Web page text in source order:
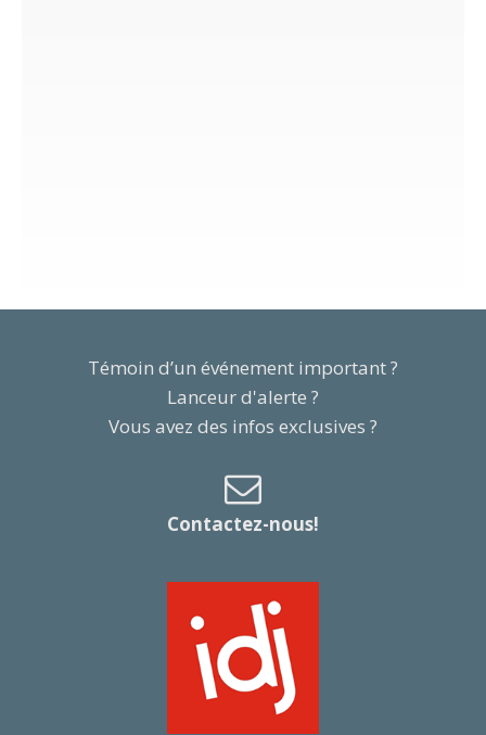
Témoin d’un événement important ?
Lanceur d'alerte ?
Vous avez des infos exclusives ?
Contactez-nous!